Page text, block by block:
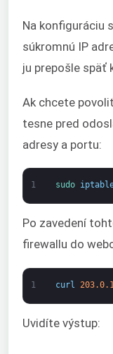
Na konfiguráciu
súkromnú IP
ju prepošle späť
Ak chcete
tesne pred
adresy a portu:
1 sudo
Po zavedení
firewallu do
1 curl
Uvidíte výstup: